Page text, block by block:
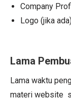
Company
Logo (jika
Lama
Lama waktu
materi website